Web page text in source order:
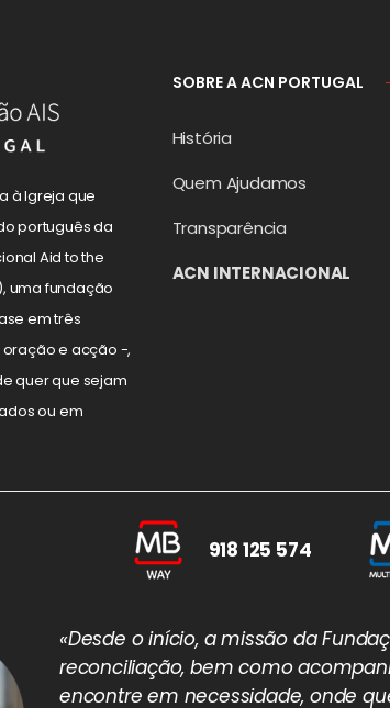
à Igreja que
português da
Aid to the
uma fundação
em três
e acção -,
quer que sejam
ou em
SOBRE A ACN PORTUGAL
História
Quem Ajudamos
Transparência
ACN INTERNACIONAL
918 125 574
«Desde o início, a missão da
reconciliação, bem como
encontre em necessidade, onde